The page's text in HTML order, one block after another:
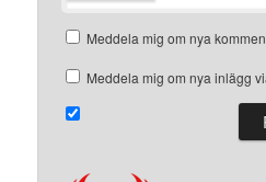
Meddela mig om nya
Meddela mig om nya inlägg